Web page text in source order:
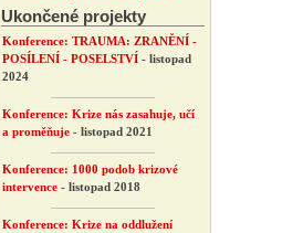
Ukončené projekty
Konference: TRAUMA: ZRANĚNÍ -
POSÍLENÍ - POSELSTVÍ - listopad
2024
Konference: Krize nás zasahuje, učí
a proměňuje - listopad 2021
Konference: 1000 podob krizové
intervence - listopad 2018
Konference: Krize na oddlužení